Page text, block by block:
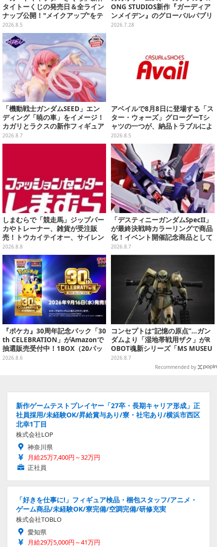
タイトーくじの発売日＆全ライン
ナップ公開！"メイクアップ"をテ
ーマに、日常でも使いたくなるア
イテムがズラリ
2026.8.5
ONG STUDIOS新作『ガーディア
ンメイデン』のグローバルパブリ
ッシング契約を締結―2026年内リ
2026.7.28
「機動戦士ガンダムSEED」エン
ディング「暁の車」をイメージ！
カガリとラクスの新作フィギュア
がプライズに
2026.8.7
アベイルで8月8日に登場する「ス
ター・ウォーズ」グローグーTシ
ャツの一つが、納品トラブルによ
り販売日変更へ
2026.8.5
しまむらで「競走馬」ジップパー
カやトレーナー、雑貨が受注販
売！トウカイテイオー、サイレン
ススズカなど名馬をデザイン
2026.8.8
「デスティニーガンダムSpecII」
が最終決戦時カラーリングで商品
化！イベント開催記念商品として
METAL ROBOT魂に新登場
2026.8.7
『ポケカ』30周年記念パック「30
th CELEBRATION」がAmazonで
抽選販売受付中！1BOX（20パッ
ク入り）
2026.8.6
コンセプトは“記憶の原点”…ガン
ダムより「湿地帯戦用ザク」がR
OBOT魂新シリーズ「MS MUSEU
M」で商品化！博物館イメージの
2026.8.7
Recommended by
新作ゲームテストプレイヤー「27卒・長期キャリア形成」正
社員採用/未経験OK/昇給賞与あり/寮・社宅あり/横浜市西区
北幸1丁目
株式会社LOP
神奈川県
月給25万7,400円～32万円
正社員
「好きを仕事に!」フィギュア検品・梱包スタッフ/アニメ・
ゲーム商品/未経験OK/寮完備/空調完備/研修充実
株式会社TOBLO
愛知県
月給29万5,000円～41万円